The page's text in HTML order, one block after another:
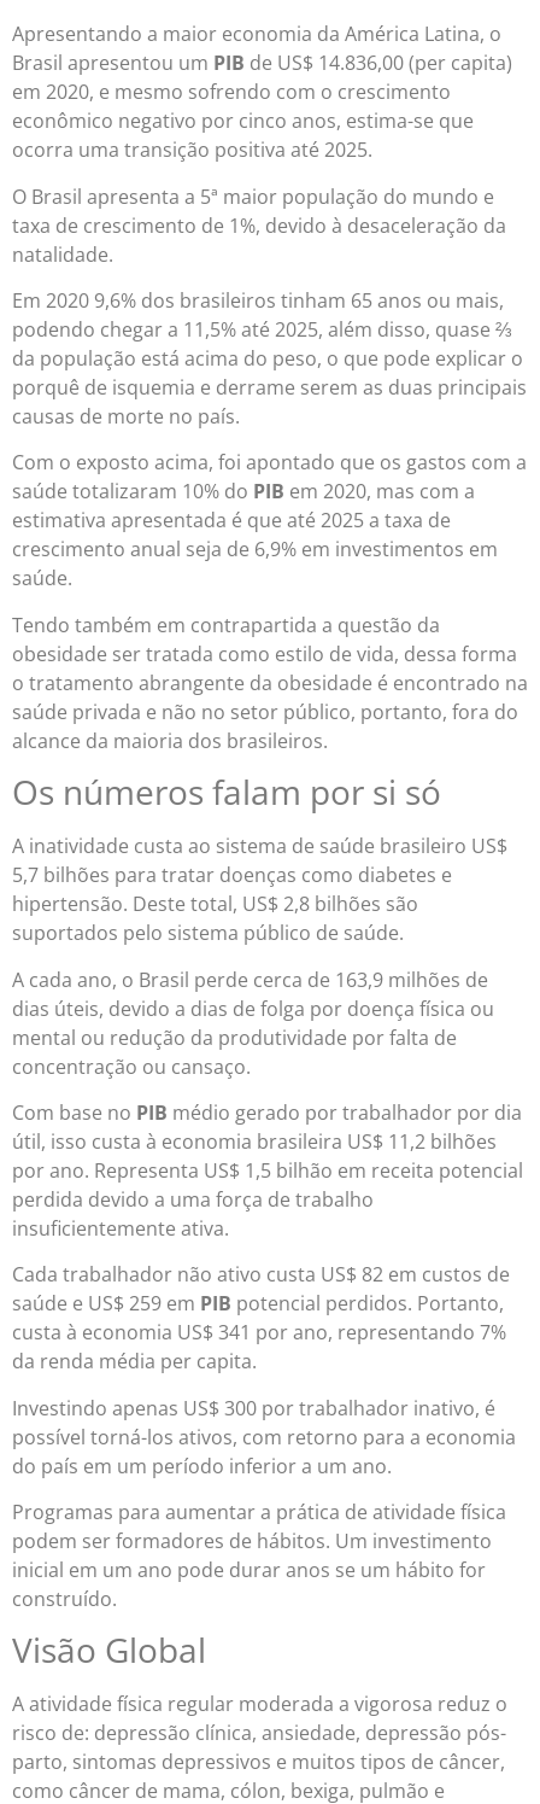
Apresentando a maior economia da América Latina, o
Brasil apresentou um PIB de US$ 14.836,00 (per capita)
em 2020, e mesmo sofrendo com o crescimento
econômico negativo por cinco anos, estima-se que
ocorra uma transição positiva até 2025.
O Brasil apresenta a 5ª maior população do mundo e
taxa de crescimento de 1%, devido à desaceleração da
natalidade.
Em 2020 9,6% dos brasileiros tinham 65 anos ou mais,
podendo chegar a 11,5% até 2025, além disso, quase ⅔
da população está acima do peso, o que pode explicar o
porquê de isquemia e derrame serem as duas principais
causas de morte no país.
Com o exposto acima, foi apontado que os gastos com a
saúde totalizaram 10% do PIB em 2020, mas com a
estimativa apresentada é que até 2025 a taxa de
crescimento anual seja de 6,9% em investimentos em
saúde.
Tendo também em contrapartida a questão da
obesidade ser tratada como estilo de vida, dessa forma
o tratamento abrangente da obesidade é encontrado na
saúde privada e não no setor público, portanto, fora do
alcance da maioria dos brasileiros.
Os números falam por si só
A inatividade custa ao sistema de saúde brasileiro US$
5,7 bilhões para tratar doenças como diabetes e
hipertensão. Deste total, US$ 2,8 bilhões são
suportados pelo sistema público de saúde.
A cada ano, o Brasil perde cerca de 163,9 milhões de
dias úteis, devido a dias de folga por doença física ou
mental ou redução da produtividade por falta de
concentração ou cansaço.
Com base no PIB médio gerado por trabalhador por dia
útil, isso custa à economia brasileira US$ 11,2 bilhões
por ano. Representa US$ 1,5 bilhão em receita potencial
perdida devido a uma força de trabalho
insuficientemente ativa.
Cada trabalhador não ativo custa US$ 82 em custos de
saúde e US$ 259 em PIB potencial perdidos. Portanto,
custa à economia US$ 341 por ano, representando 7%
da renda média per capita.
Investindo apenas US$ 300 por trabalhador inativo, é
possível torná-los ativos, com retorno para a economia
do país em um período inferior a um ano.
Programas para aumentar a prática de atividade física
podem ser formadores de hábitos. Um investimento
inicial em um ano pode durar anos se um hábito for
construído.
Visão Global
A atividade física regular moderada a vigorosa reduz o
risco de: depressão clínica, ansiedade, depressão pós-
parto, sintomas depressivos e muitos tipos de câncer,
como câncer de mama, cólon, bexiga, pulmão e